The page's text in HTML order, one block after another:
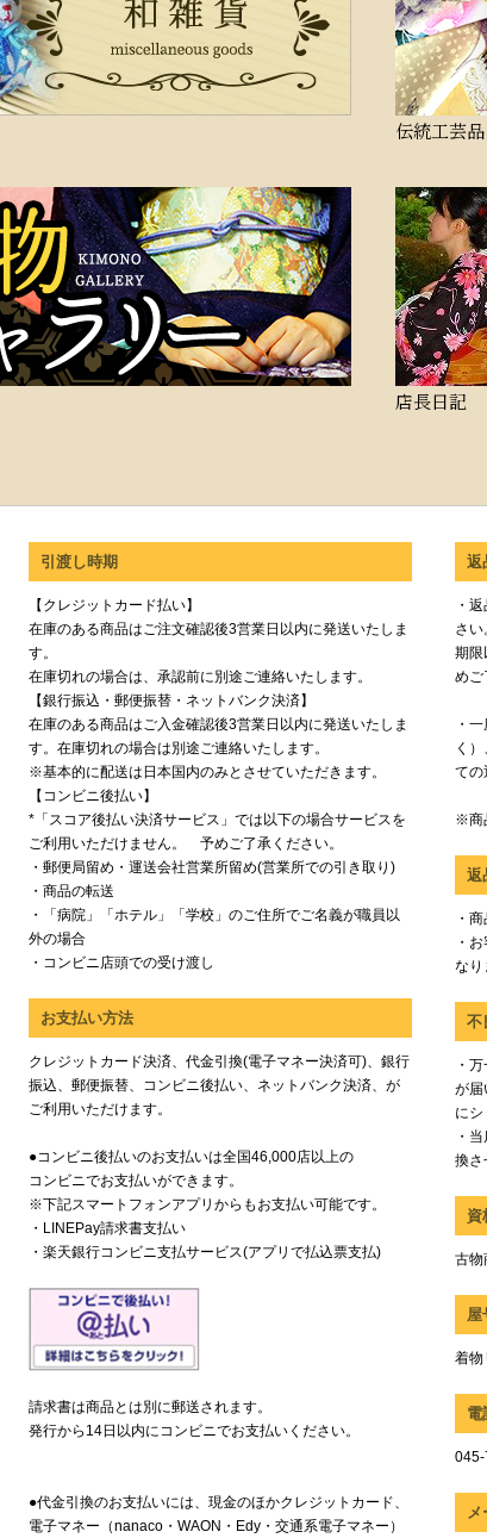
伝統工芸品
店長日記
引渡し時期
【クレジットカード払い】
在庫のある商品はご注文確認後3営業日以内に発送いたしま
す。
在庫切れの場合は、承認前に別途ご連絡いたします。
【銀行振込・郵便振替・ネットバンク決済】
在庫のある商品はご入金確認後3営業日以内に発送いたしま
す。在庫切れの場合は別途ご連絡いたします。
※基本的に配送は日本国内のみとさせていただきます。
【コンビニ後払い】
*「スコア後払い決済サービス」では以下の場合サービスを
ご利用いただけません。 予めご了承ください。
・郵便局留め・運送会社営業所留め(営業所での引き取り)
・商品の転送
・「病院」「ホテル」「学校」のご住所でご名義が職員以
外の場合
・コンビニ店頭での受け渡し
お支払い方法
クレジットカード決済、代金引換(電子マネー決済可)、銀行
振込、郵便振替、コンビニ後払い、ネットバンク決済、が
ご利用いただけます。
●コンビニ後払いのお支払いは全国46,000店以上の
コンビニでお支払いができます。
※下記スマートフォンアプリからもお支払い可能です。
・LINEPay請求書支払い
・楽天銀行コンビニ支払サービス(アプリで払込票支払)
請求書は商品とは別に郵送されます。
発行から14日以内にコンビニでお支払いください。
●代金引換のお支払いには、現金のほかクレジットカード、
電子マネー（nanaco・WAON・Edy・交通系電子マネー）
返
・
さい
期限
めご
・
く
ての
※商
返
・
・
なり
不
・
が届
に
・
換さ
資
古
屋
着物
電